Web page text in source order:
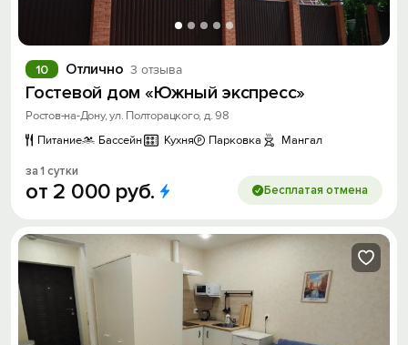
Отлично 3 отзыва
10
Гостевой дом «Южный экспресс»
Ростов-на-Дону, ул. Полторацкого, д. 98
Питание
Бассейн Кухня Парковка Мангал
за 1 сутки
от 2 000 руб. Бесплатая отмена